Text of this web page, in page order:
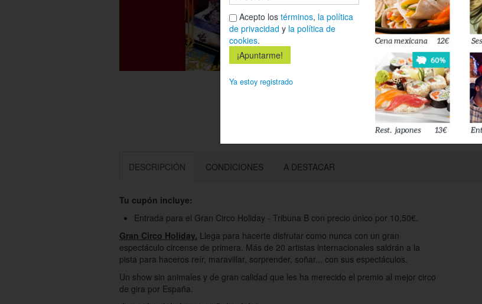
DESCRIPCIÓN CONDICIONES A DESTACAR
Tu cupón incluye:
Entrada para el Gran Circo Holiday - Tribuna B con precio único por 10,50€.
Gran Circo Holiday. Llega para hacerte disfrutar como nunca con un gran
espectáculo circense de primera. Más de 20 artistas internacionales saldrán a la
pista para haceros reír, maravillar, sorprender, soñar... con sus espectáculos.
Un show sin animales y de gran calidad que les ha merecido el premio al mejor circo
de gira por España.
Acepto los términos, la política
de privacidad y la política de
cookies.
Ya estoy registrado